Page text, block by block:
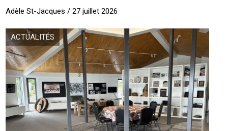
Adèle St-Jacques / 27 juillet 2026
ACTUALITÉS